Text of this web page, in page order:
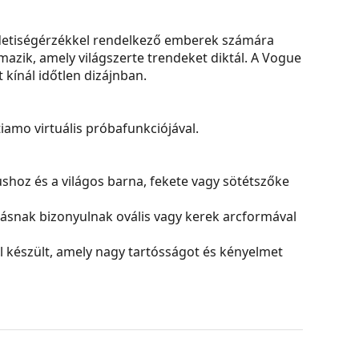
rendelkező emberek számára
amely világszerte trendeket diktál. A Vogue
kínál időtlen dizájnban.
virtuális próbafunkciójával.
és a világos barna, fekete vagy sötétszőke
bizonyulnak ovális vagy kerek arcformával
amely nagy tartósságot és kényelmet